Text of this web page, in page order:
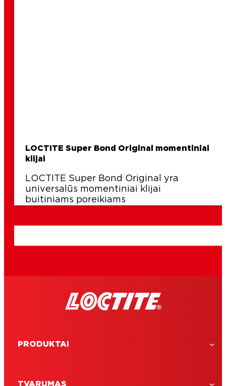
LOCTITE Super Bond Original momentiniai
klijai
LOCTITE Super Bond Original yra
universalūs momentiniai klijai
buitiniams poreikiams
PRODUKTAI
TVARUMAS